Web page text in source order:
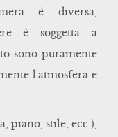
è diversa,
è soggetta a
sono puramente
l'atmosfera e
piano, stile, ecc.),